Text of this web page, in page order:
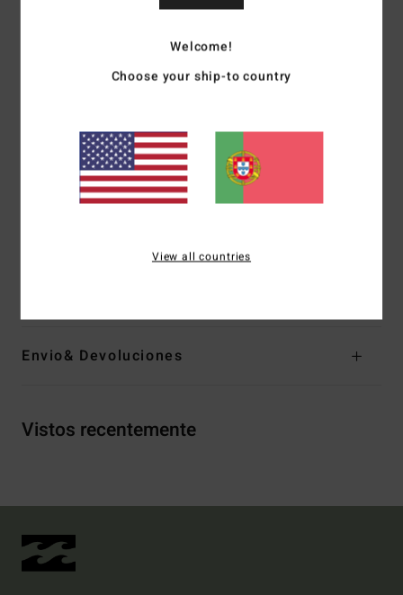
Acolchoamento:Design sem acolchoamento
Decote em V
Decote profundo atrás com alças ajustáveis
Design com estampado all-over
[Tecido principal] 69% poliéster reciclado, 23%
Envio& Devoluciones
Vistos recentemente
Welcome!
Choose your ship-to country
View all countries